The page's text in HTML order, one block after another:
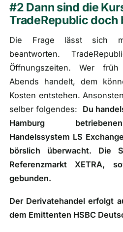
#2 Dann sind die
TradeRepublic doch
Die Frage lässt sich
beantworten.
Öffnungszeiten. Wer
Abends handelt, dem
Kosten entstehen.
selber folgendes: Du
Hamburg
Handelssystem LS
börslich überwacht. Die
Referenzmarkt XETRA,
gebunden.
Der Derivatehandel erfolgt
dem Emittenten HSBC